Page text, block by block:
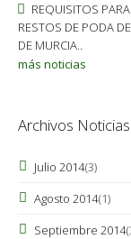
REQUISITOS
RESTOS DE PODA
DE MURCIA..
más noticias
Archivos Noticias
Julio 2014(3)
Agosto 2014(1)
Septiembre 2014